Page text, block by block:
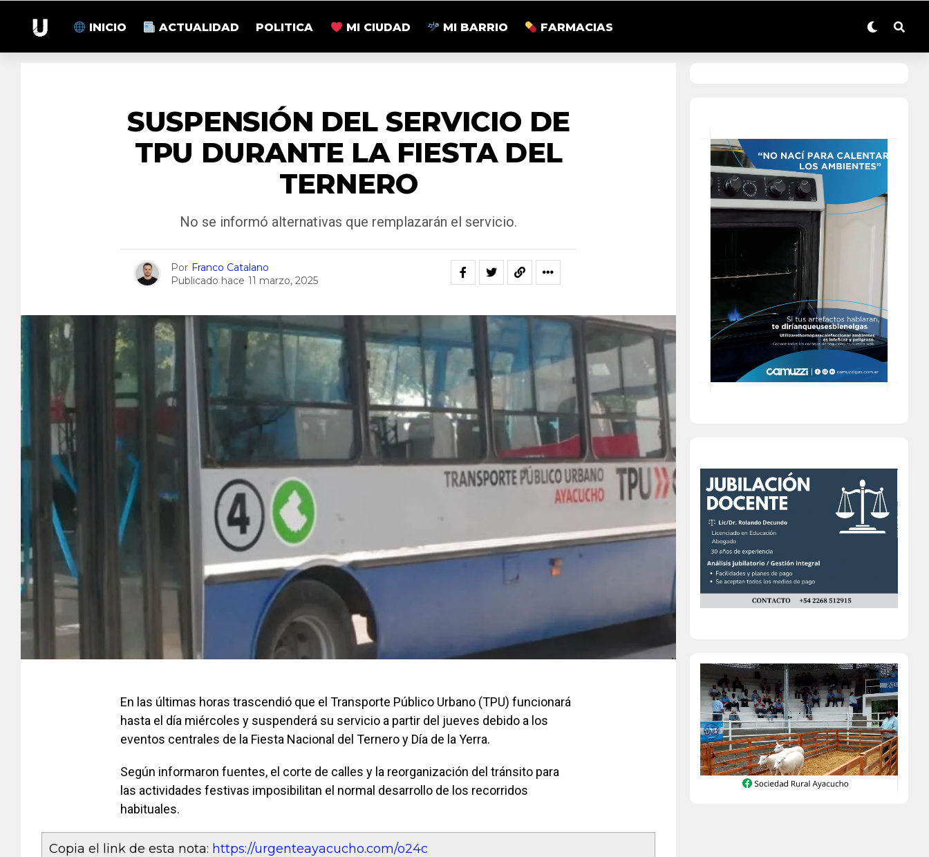
INICIO ACTUALIDAD POLITICA MI CIUDAD MI BARRIO FARMACIAS
SUSPENSIÓN DEL SERVICIO DE
TPU DURANTE LA FIESTA DEL
TERNERO
No se informó alternativas que remplazarán el servicio.
Por Franco Catalano
Publicado hace 11 marzo, 2025
En las últimas horas trascendió que el Transporte Público Urbano (TPU) funcionará
hasta el día miércoles y suspenderá su servicio a partir del jueves debido a los
eventos centrales de la Fiesta Nacional del Ternero y Día de la Yerra.
Según informaron fuentes, el corte de calles y la reorganización del tránsito para
las actividades festivas imposibilitan el normal desarrollo de los recorridos
habituales.
Copia el link de esta nota: https://urgenteayacucho.com/o24c